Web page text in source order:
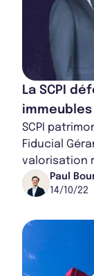
La SCPI
SCPI
Fiducial
valorisation
au travers
Paul
14/10/22